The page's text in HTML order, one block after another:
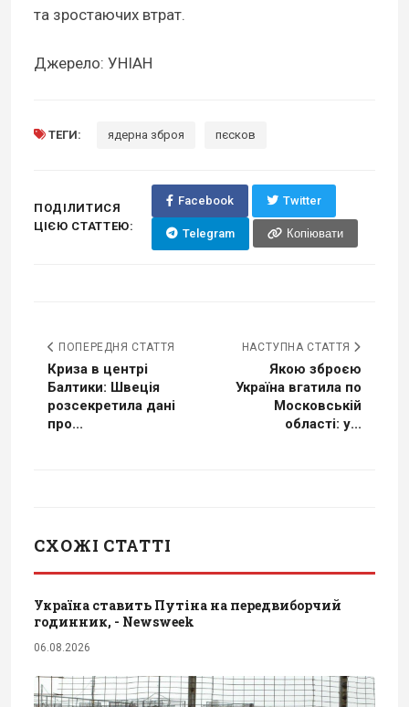
та зростаючих втрат.
Джерело: УНІАН
ТЕГИ: ядерна зброя пєсков
ПОДІЛИТИСЯ
ЦІЄЮ СТАТТЕЮ:
Facebook Twitter
Telegram Копіювати
ПОПЕРЕДНЯ СТАТТЯ
Криза в центрі
Балтики: Швеція
розсекретила дані
про...
НАСТУПНА СТАТТЯ
Якою зброєю
Україна вгатила по
Московській
області: у...
СХОЖІ СТАТТІ
Україна ставить Путіна на передвиборчий
годинник, - Newsweek
06.08.2026